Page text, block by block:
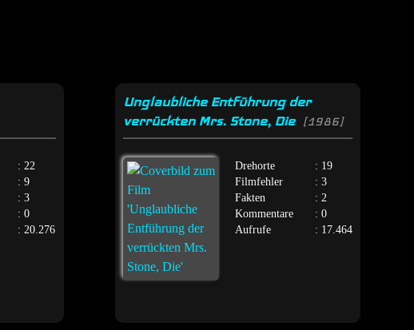
: 22
: 9
: 3
: 0
: 20.276
Unglaubliche Entführung der
verrückten Mrs. Stone, Die [1986]
Drehorte
: 19
Filmfehler
: 3
Fakten
: 2
Kommentare
: 0
Aufrufe
: 17.464